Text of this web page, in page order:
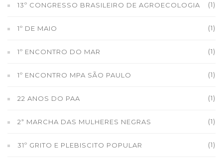
13º CONGRESSO BRASILEIRO DE AGROECOLOGIA (1)
1º DE MAIO (1)
1º ENCONTRO DO MAR (1)
1º ENCONTRO MPA SÃO PAULO (1)
22 ANOS DO PAA (1)
2ª MARCHA DAS MULHERES NEGRAS (1)
31º GRITO E PLEBISCITO POPULAR (1)